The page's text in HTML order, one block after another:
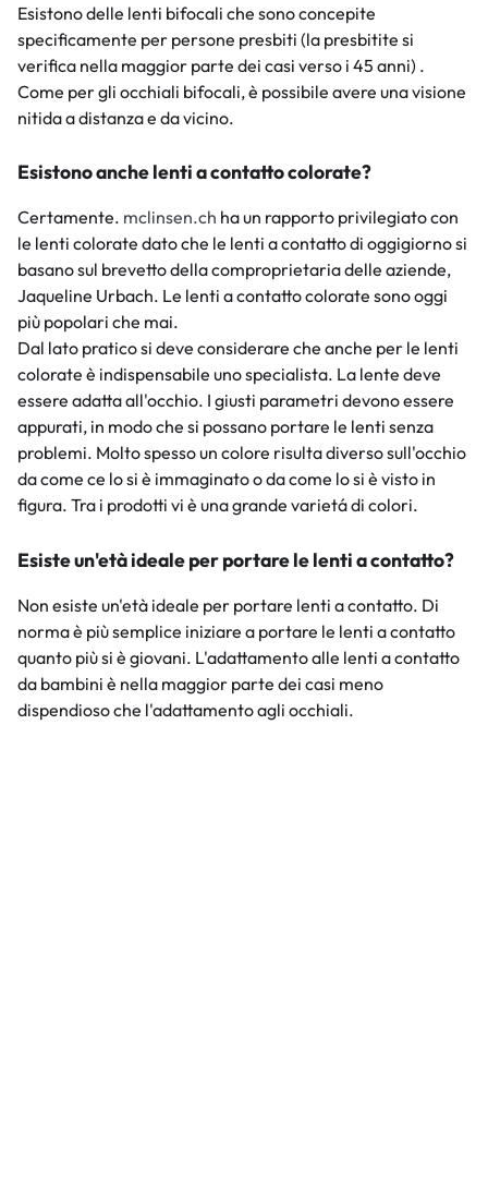
Esistono delle lenti bifocali che sono concepite
specificamente per persone presbiti (la presbitite si
verifica nella maggior parte dei casi verso i 45 anni) .
Come per gli occhiali bifocali, è possibile avere una visione
nitida a distanza e da vicino.
Esistono anche lenti a contatto colorate?
Certamente. mclinsen.ch ha un rapporto privilegiato con
le lenti colorate dato che le lenti a contatto di oggigiorno si
basano sul brevetto della comproprietaria delle aziende,
Jaqueline Urbach. Le lenti a contatto colorate sono oggi
più popolari che mai.
Dal lato pratico si deve considerare che anche per le lenti
colorate è indispensabile uno specialista. La lente deve
essere adatta all'occhio. I giusti parametri devono essere
appurati, in modo che si possano portare le lenti senza
problemi. Molto spesso un colore risulta diverso sull'occhio
da come ce lo si è immaginato o da come lo si è visto in
figura. Tra i prodotti vi è una grande varietá di colori.
Esiste un'età ideale per portare le lenti a contatto?
Non esiste un'età ideale per portare lenti a contatto. Di
norma è più semplice iniziare a portare le lenti a contatto
quanto più si è giovani. L'adattamento alle lenti a contatto
da bambini è nella maggior parte dei casi meno
dispendioso che l'adattamento agli occhiali.